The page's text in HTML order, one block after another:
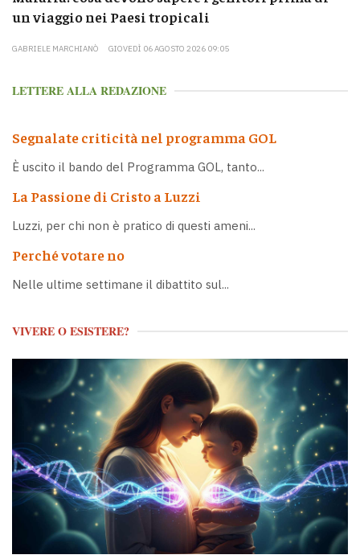
un viaggio nei Paesi tropicali
GABRIELE MARCHIANÒ GIOVEDÌ 06 AGOSTO 2026 09:05
LETTERE ALLA REDAZIONE
Segnalate criticità nel programma GOL
È uscito il bando del Programma GOL, tanto...
La Passione di Cristo a Luzzi
Luzzi, per chi non è pratico di questi ameni...
Perché votare no
Nelle ultime settimane il dibattito sul...
VIVERE O ESISTERE?